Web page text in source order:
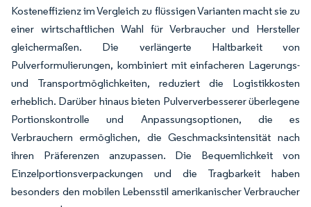
Kosteneffizienz im Vergleich zu flüssigen Varianten macht sie zu
einer wirtschaftlichen Wahl für Verbraucher und Hersteller
gleichermaßen. Die verlängerte Haltbarkeit von
Pulverformulierungen, kombiniert mit einfacheren Lagerungs-
und Transportmöglichkeiten, reduziert die Logistikkosten
erheblich. Darüber hinaus bieten Pulververbesserer überlegene
Portionskontrolle und Anpassungsoptionen, die es
Verbrauchern ermöglichen, die Geschmacksintensität nach
ihren Präferenzen anzupassen. Die Bequemlichkeit von
Einzelportionsverpackungen und die Tragbarkeit haben
besonders den mobilen Lebensstil amerikanischer Verbraucher